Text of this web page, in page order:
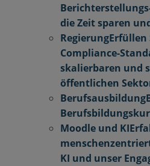
die Zeit sparen
RegierungErfüllen
Compliance-
skalierbaren und
öffentlichen
Berufsausbildung
Moodle und KI
KI und unser